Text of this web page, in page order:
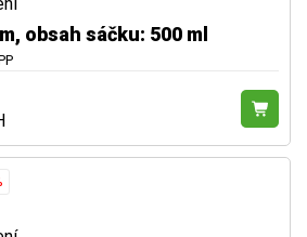
obsah sáčku: 500 ml